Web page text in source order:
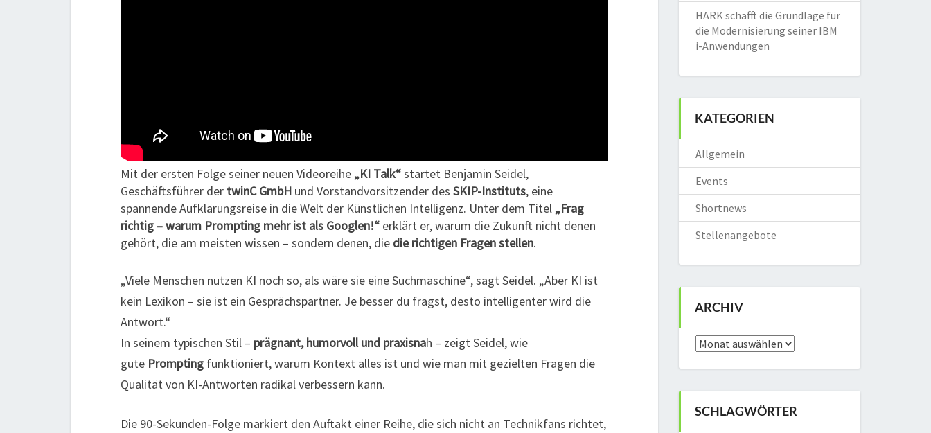
Mit der ersten Folge seiner neuen Videoreihe „KI Talk“startet Benjamin Seidel,
Geschäftsführer der twinC GmbH und Vorstandvorsitzender des SKIP-Instituts, eine
spannende Aufklärungsreise in die Welt der Künstlichen Intelligenz. Unter dem Titel „Frag
richtig – warum Prompting mehr ist als Googlen!“ erklärt er, warum die Zukunft nicht denen
gehört, die am meisten wissen – sondern denen, die die richtigen Fragen stellen.
„Viele Menschen nutzen KI noch so, als wäre sie eine Suchmaschine“, sagt Seidel. „Aber KI ist
kein Lexikon – sie ist ein Gesprächspartner. Je besser du fragst, desto intelligenter wird die
Antwort.“
In seinem typischen Stil – prägnant, humorvoll und praxisnah – zeigt Seidel, wie
gute Prompting funktioniert, warum Kontext alles ist und wie man mit gezielten Fragen die
Qualität von KI-Antworten radikal verbessern kann.
Die 90-Sekunden-Folge markiert den Auftakt einer Reihe, die sich nicht an Technikfans richtet,
HARK schafft die Grundlage für
die Modernisierung seiner IBM
i-Anwendungen
KATEGORIEN
Allgemein
Events
Shortnews
Stellenangebote
ARCHIV
Archiv
SCHLAGWÖRTER